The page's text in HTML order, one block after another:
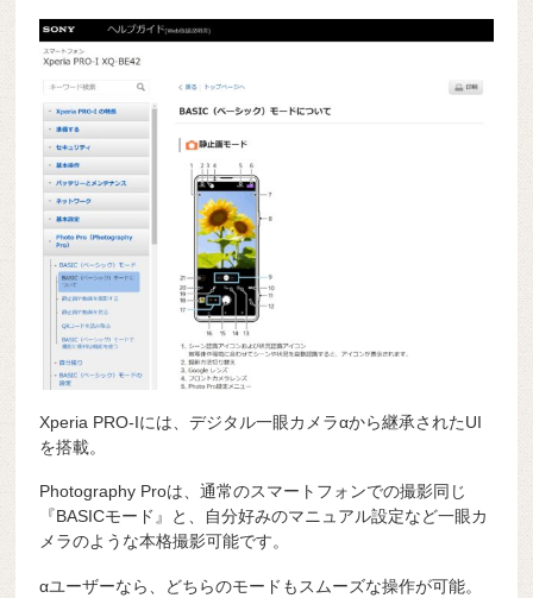
Xperia PRO-Iには、デジタル一眼カメラαから継承されたUI
を搭載。
Photography Proは、通常のスマートフォンでの撮影同じ
『BASICモード』と、自分好みのマニュアル設定など一眼カ
メラのような本格撮影可能です。
αユーザーなら、どちらのモードもスムーズな操作が可能。